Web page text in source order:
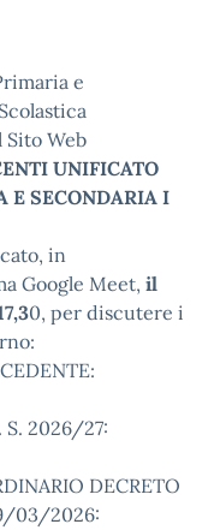
e
Sito Web
UNIFICATO
E SECONDARIA I
in
Google Meet, il
0, per discutere i
S. 2026/27:
DECRETO
03/2026: